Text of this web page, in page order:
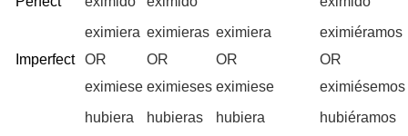
Imperfect
eximiera
OR
eximiese
eximieras
OR
eximieses
eximiera
OR
eximiese
eximiéramos
OR
eximiésemos
hubiera
hubieras
hubiera
hubiéramos